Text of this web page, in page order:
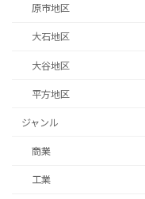
原市地区
大石地区
大谷地区
平方地区
ジャンル
商業
工業